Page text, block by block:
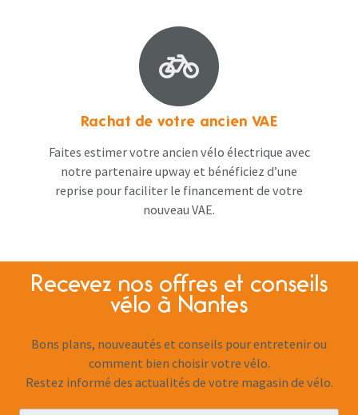
Rachat de votre ancien VAE
Faites estimer votre ancien vélo électrique avec
notre partenaire upway et bénéficiez d’une
reprise pour faciliter le financement de votre
nouveau VAE.
Recevez nos offres et conseils
vélo à Nantes
Bons plans, nouveautés et conseils pour entretenir ou
comment bien choisir votre vélo.
Restez informé des actualités de votre magasin de vélo.